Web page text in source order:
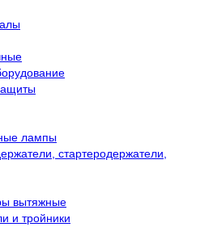
лампы
стартеродержатели,
вытяжные
и тройники